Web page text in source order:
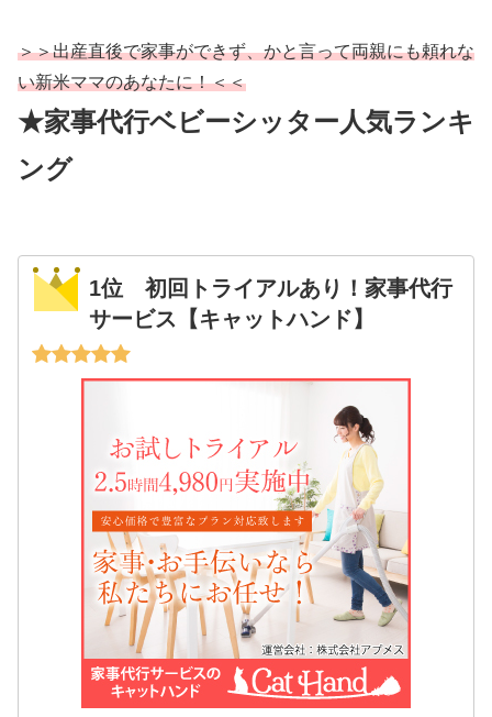
＞＞出産直後で家事ができず、かと言って両親にも頼れな
い新米ママのあなたに！＜＜
★家事代行ベビーシッター人気ランキ
ング
1位 初回トライアルあり！家事代行
サービス【キャットハンド】